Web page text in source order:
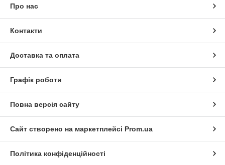
Про нас
Контакти
Доставка та оплата
Графік роботи
Повна версія сайту
Сайт створено на маркетплейсі Prom.ua
Політика конфіденційності